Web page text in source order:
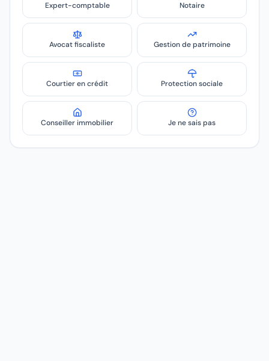
Expert-comptable Notaire
Avocat fiscaliste Gestion de patrimoine
Courtier en crédit Protection sociale
Conseiller immobilier Je ne sais pas